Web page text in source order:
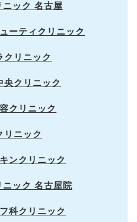
ニック 名古屋
ーティクリニック
クリニック
央クリニック
クリニック
リニック
ンクリニック
ニック 名古屋院
科クリニック